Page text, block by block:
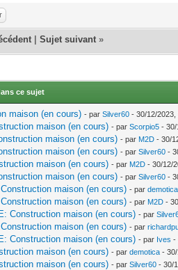
|Sujet suivant »
ce sujet
maison (en cours) - parSilver60 - 30/12/2023,
maison (en cours) - parScorpio5 - 30/
maison (en cours) - par M2D - 30/
maison (en cours) - parSilver60 -
maison (en cours) - par M2D - 30/12/
maison (en cours) - parSilver60 -
maison (en cours) - pardemotica
maison (en cours) - par M2D -
Construction maison (en cours) - par
maison (en cours) - par
Construction maison (en cours) - par Ives -
maison (en cours) - pardemotica -
maison (en cours) - parSilver60 - 30/